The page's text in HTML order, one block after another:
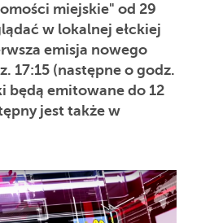
miejskie" od 29
w lokalnej ełckiej
emisja nowego
17:15 (następne o godz.
będą emitowane do 12
jest także w